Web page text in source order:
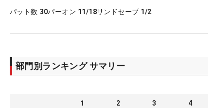
パット数 30パーオン 11/18サンドセーブ 1/2
部門別ランキング サマリー
1 2 3 4